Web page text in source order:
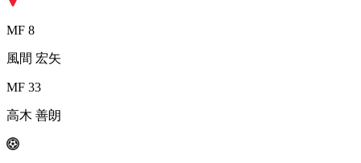
MF 8
風間 宏矢
MF 33
高木 善朗